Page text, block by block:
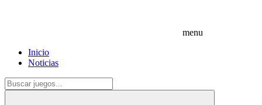
menu
Inicio
Noticias